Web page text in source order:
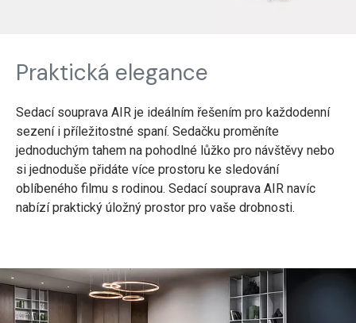
Praktická elegance
Sedací souprava AIR je ideálním řešením pro každodenní
sezení i příležitostné spaní. Sedačku proměníte
jednoduchým tahem na pohodlné lůžko pro návštěvy nebo
si jednoduše přidáte více prostoru ke sledování
oblíbeného filmu s rodinou. Sedací souprava AIR navíc
nabízí praktický úložný prostor pro vaše drobnosti.